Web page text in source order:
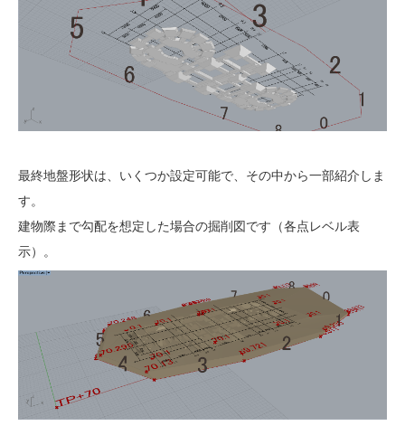
最終地盤形状は、いくつか設定可能で、その中から一部紹介しま
す。
建物際まで勾配を想定した場合の掘削図です（各点レベル表
示）。